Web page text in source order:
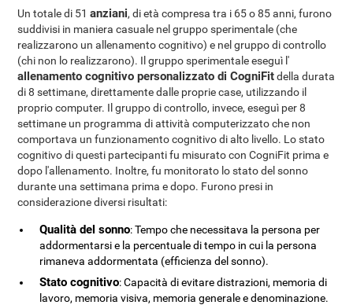
Un totale di 51anziani, di età compresa tra i 65 o 85 anni, furono
suddivisi in maniera casuale nel gruppo sperimentale (che
realizzarono un allenamento cognitivo) e nel gruppo di controllo
(chi non lo realizzarono). Il gruppo sperimentale eseguì l'
allenamento cognitivo personalizzato di CogniFitdella durata
di 8 settimane, direttamente dalle proprie case, utilizzando il
proprio computer. Il gruppo di controllo, invece, eseguì per 8
settimane un programma di attività computerizzato che non
comportava un funzionamento cognitivo di alto livello. Lo stato
cognitivo di questi partecipanti fu misurato con CogniFit prima e
dopo l'allenamento. Inoltre, fu monitorato lo stato del sonno
durante una settimana prima e dopo. Furono presi in
considerazione diversi risultati:
Qualità del sonno: Tempo che necessitava la persona per
addormentarsi e la percentuale di tempo in cui la persona
rimaneva addormentata (efficienza del sonno).
Stato cognitivo: Capacità di evitare distrazioni, memoria di
lavoro, memoria visiva, memoria generale e denominazione.